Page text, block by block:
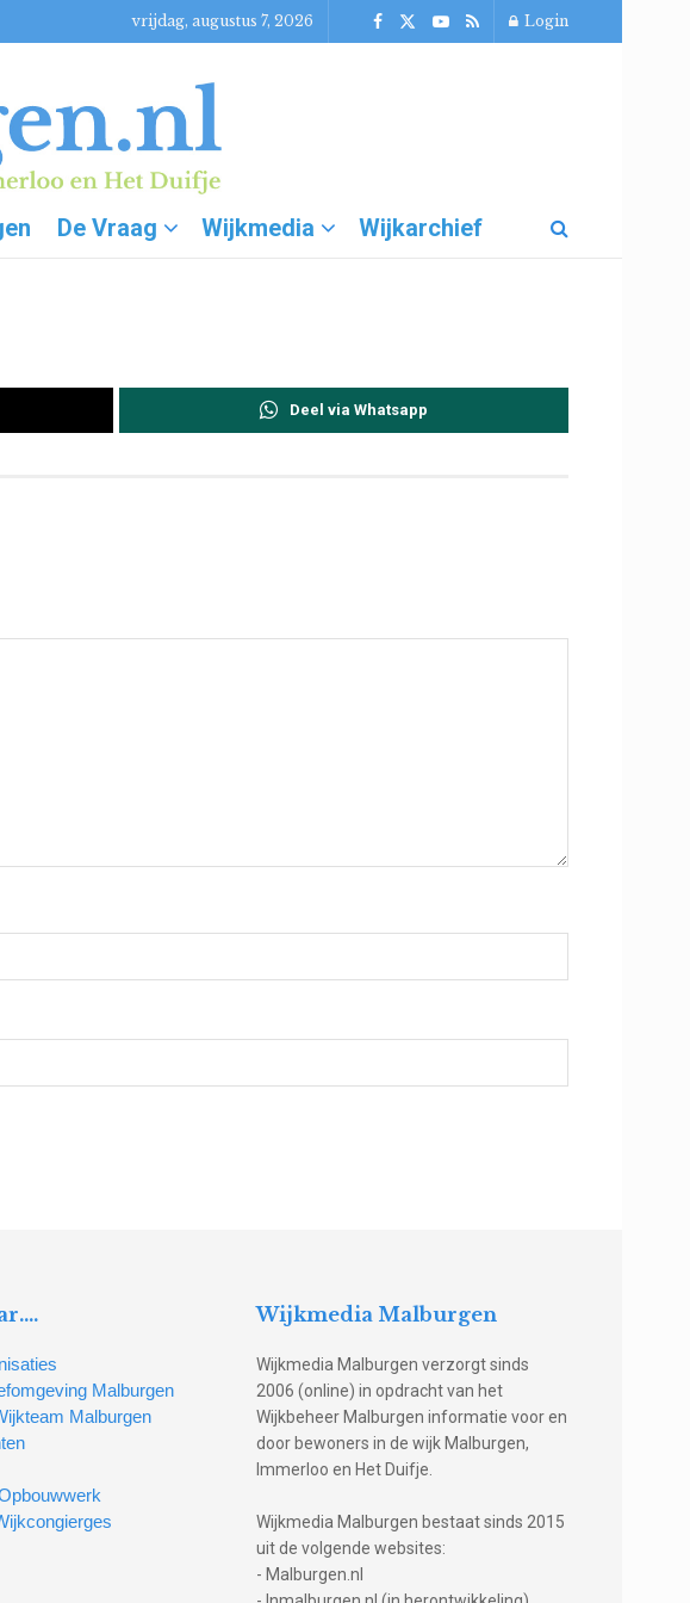
vrijdag, augustus 7, 2026 Login
De Vraag Wijkmedia Wijkarchief
Deel via Whatsapp
Malburgen
Malburgen
Wijkmedia Malburgen
Wijkmedia Malburgen verzorgt sinds
2006 (online) in opdracht van het
Wijkbeheer Malburgen informatie voor en
door bewoners in de wijk Malburgen,
Immerloo en Het Duifje.
Wijkmedia Malburgen bestaat sinds 2015
uit de volgende websites:
- Malburgen.nl